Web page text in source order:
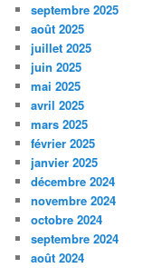
septembre 2025
août 2025
juillet 2025
juin 2025
mai 2025
avril 2025
mars 2025
février 2025
janvier 2025
décembre 2024
novembre 2024
octobre 2024
septembre 2024
août 2024